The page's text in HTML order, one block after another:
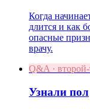
Когда
длится и как
опасные
врачу.
Q&A ·
Узнали пол